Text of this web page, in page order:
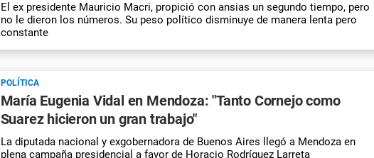
El ex presidente Mauricio Macri, propició con ansias un segundo tiempo, pero
no le dieron los números. Su peso político disminuye de manera lenta pero
constante
POLÍTICA
María Eugenia Vidal en Mendoza: "Tanto Cornejo como
Suarez hicieron un gran trabajo"
La diputada nacional y exgobernadora de Buenos Aires llegó a Mendoza en
plena campaña presidencial a favor de Horacio Rodríguez Larreta